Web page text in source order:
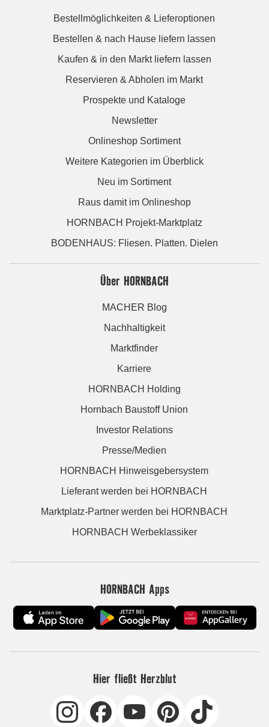
Bestellmöglichkeiten & Lieferoptionen
Bestellen & nach Hause liefern lassen
Kaufen & in den Markt liefern lassen
Reservieren & Abholen im Markt
Prospekte und Kataloge
Newsletter
Onlineshop Sortiment
Weitere Kategorien im Überblick
Neu im Sortiment
Raus damit im Onlineshop
HORNBACH Projekt-Marktplatz
BODENHAUS: Fliesen. Platten. Dielen
Über HORNBACH
MACHER Blog
Nachhaltigkeit
Marktfinder
Karriere
HORNBACH Holding
Hornbach Baustoff Union
Investor Relations
Presse/Medien
HORNBACH Hinweisgebersystem
Lieferant werden bei HORNBACH
Marktplatz-Partner werden bei HORNBACH
HORNBACH Werbeklassiker
HORNBACH Apps
Hier fließt Herzblut